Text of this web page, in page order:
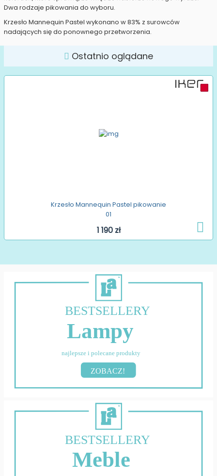
Dwa rodzaje pikowania do wyboru.
Krzesło Mannequin Pastel wykonano w 83% z surowców
nadających się do ponownego przetworzenia.
Ostatnio oglądane
Krzesło Mannequin Pastel pikowanie
01
1 190 zł
BESTSELLERY
Lampy
najlepsze i polecane produkty
ZOBACZ!
BESTSELLERY
Meble